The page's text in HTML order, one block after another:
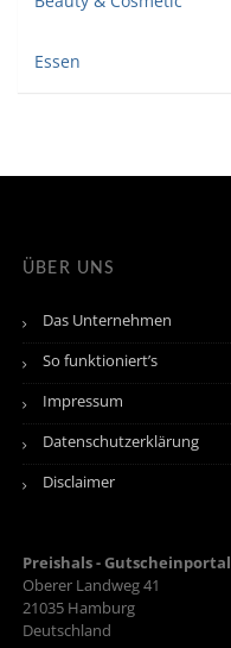
Essen
ÜBER UNS
Das Unternehmen
So funktioniert’s
Impressum
Datenschutzerklärung
Disclaimer
Preishals - Gutscheinportal
Oberer Landweg 41
21035 Hamburg
Deutschland